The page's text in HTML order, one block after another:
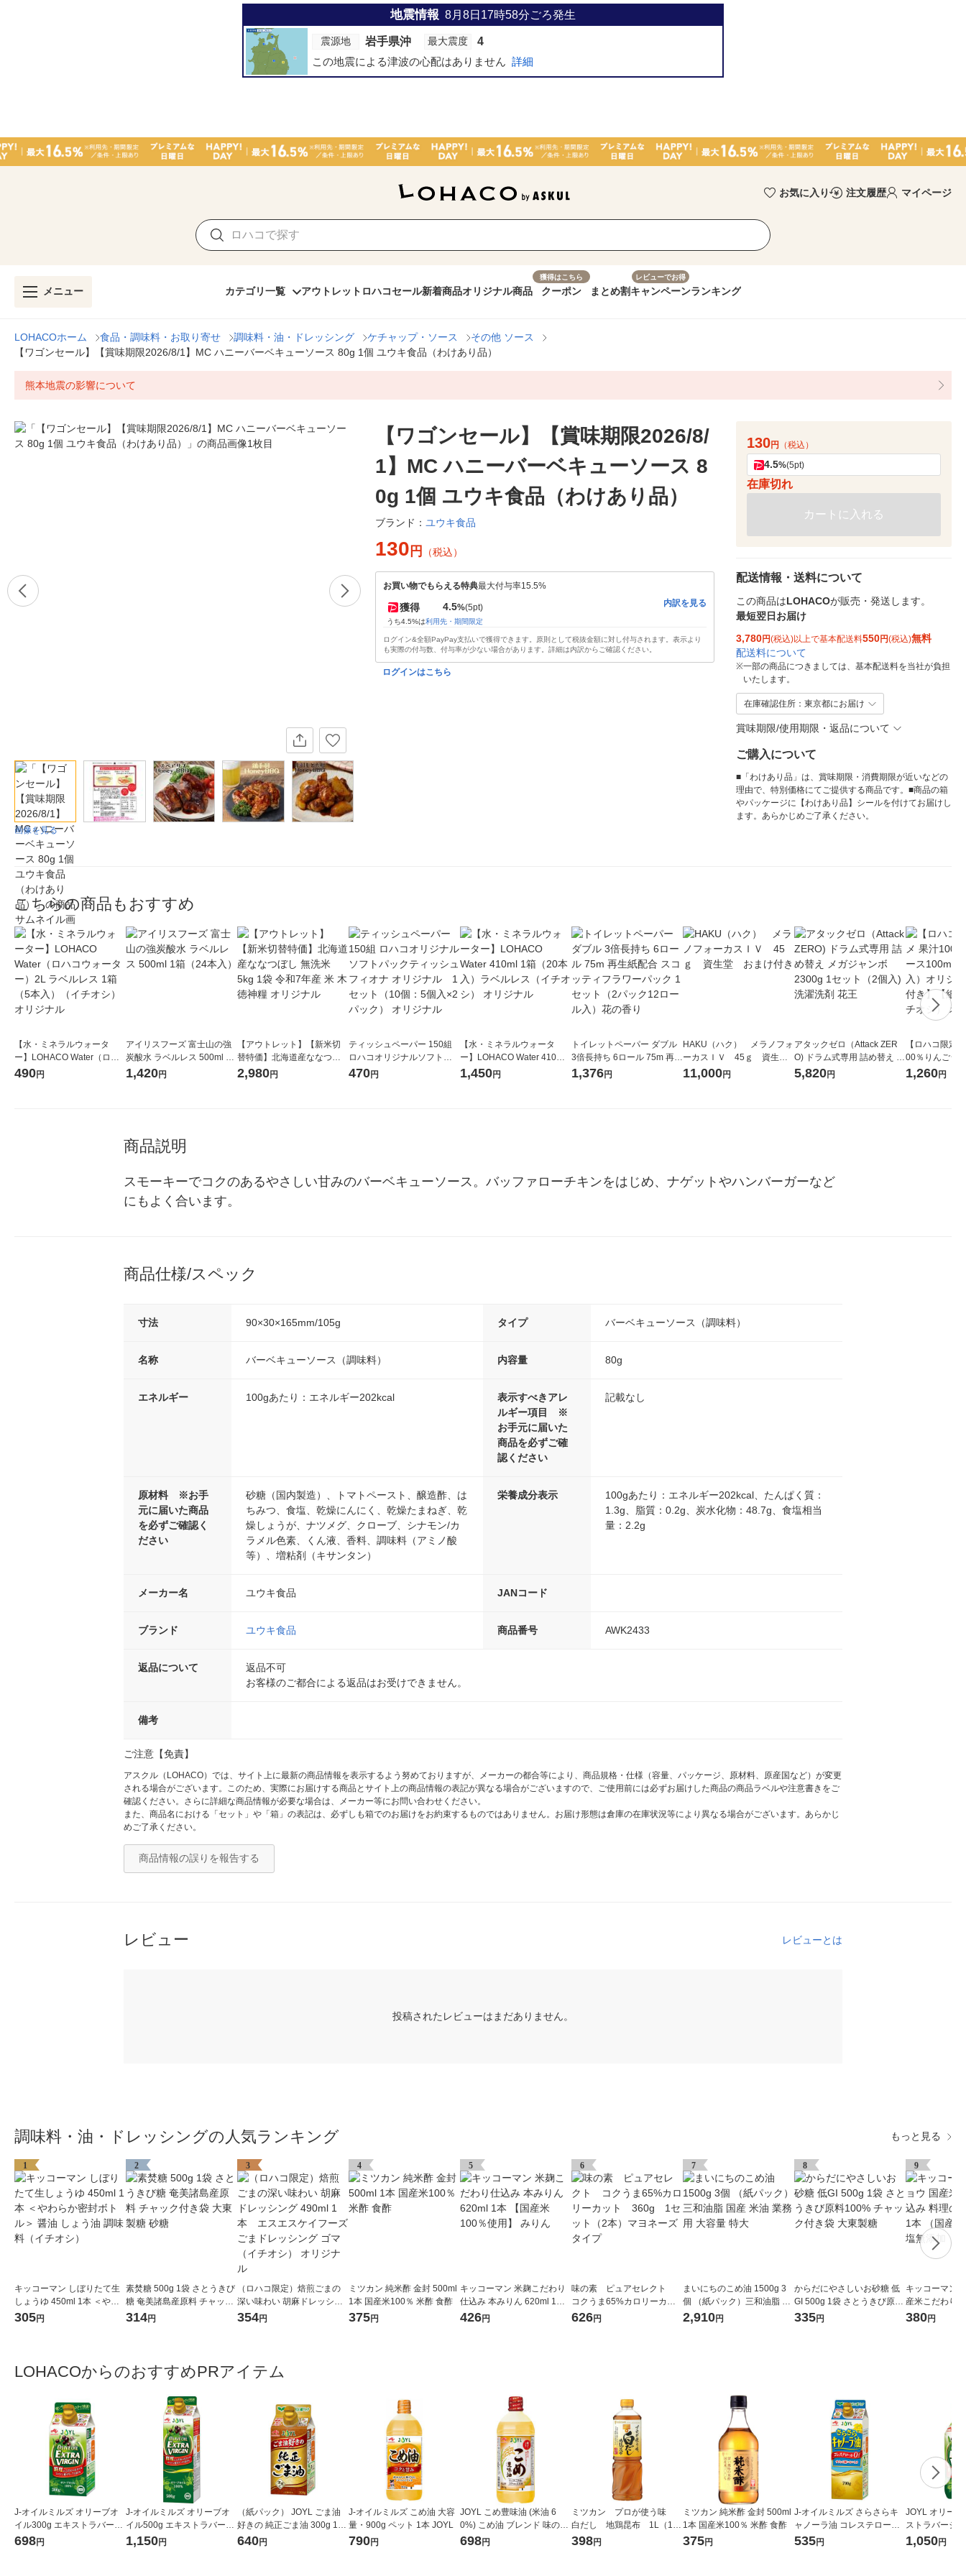
地震情報 8月8日17時58分ごろ発生
震源地 岩手県沖 最大震度
4
この地震による津波の心配はありません 詳細
お気に入り 注文履歴 マイページ
メニュー カテゴリ一覧 アウトレット ロハコセール新着商品オリジナル商品
獲得はこちら
クーポン まとめ割
レビューでお得
キャンペーンランキング
LOHACOホーム 食品・調味料・お取り寄せ 調味料・油・ドレッシング ケチャップ・ソース
その他 ソース
【ワゴンセール】【賞味期限2026/8/1】MC ハニーバーベキューソース 80g 1個 ユウキ食品（わけあり品）
熊本地震の影響について
画像を見る
【ワゴンセール】【賞味期限2026/8/
1】MC ハニーバーベキューソース 8
0g 1個 ユウキ食品（わけあり品）
ブランド： ユウキ食品
130 円 （税込）
お買い物でもらえる特典最大付与率15.5%
獲得 4.5%(5pt)
うち4.5%は利用先・期間限定
内訳を見る
ログイン&全額PayPay支払いで獲得できます。原則として税抜金額に対し付与されます。表示より
も実際の付与数、付与率が少ない場合があります。詳細は内訳からご確認ください。
ログインはこちら
130円 （税込）
4.5%(5pt)
在庫切れ
カートに入れる
配送情報・送料について
この商品はLOHACOが販売・発送します。
最短翌日お届け
3,780円(税込)以上で基本配送料550円(税込)無料
配送料について
※一部の商品につきましては、基本配送料を当社が負担
いたします。
在庫確認住所：東京都にお届け
賞味期限/使用期限・返品について
ご購入について
■「わけあり品」は、賞味期限・消費期限が近いなどの
理由で、特別価格にてご提供する商品です。■商品の箱
やパッケージに【わけあり品】シールを付けてお届けし
ます。あらかじめご了承ください。
こちらの商品もおすすめ
【水・ミネラルウォータ
ー】LOHACO Water（ロハ
コウォーター）2L ラベルレ
490円
アイリスフーズ 富士山の強
炭酸水 ラベルレス 500ml 1
箱（24本入）
1,420円
【アウトレット】【新米切
替特価】北海道産ななつぼ
し 無洗米 5kg 1袋 令和7年産
2,980円
ティッシュペーパー 150組
ロハコオリジナルソフトパ
ックティッシュ フィオナ オ
470円
【水・ミネラルウォータ
ー】LOHACO Water 410ml
1箱（20本入）ラベルレス
1,450円
トイレットペーパー ダブル
3倍長持ち 6ロール 75m 再生
紙配合 スコッティフラワー
1,376円
HAKU（ハク） メラノフォ
ーカスＩＶ 45ｇ 資生
堂 おまけ付き
11,000円
アタックゼロ（Attack ZER
O) ドラム式専用 詰め替え メ
ガジャンボ 2300g 1セット
5,820円
【ロハコ限定
00％りんごジ
箱（18本入）
1,260円
商品説明
スモーキーでコクのあるやさしい甘みのバーベキューソース。バッファローチキンをはじめ、ナゲットやハンバーガーなど
にもよく合います。
商品仕様/スペック
寸法 90×30×165mm/105g タイプ バーベキューソース（調味料）
名称 バーベキューソース（調味料） 内容量 80g
エネルギー 100gあたり：エネルギー202kcal
表示すべきアレ
ルギー項目 ※
お手元に届いた
商品を必ずご確
認ください
記載なし
原材料 ※お手
元に届いた商品
を必ずご確認く
ださい
砂糖（国内製造）、トマトペースト、醸造酢、は
ちみつ、食塩、乾燥にんにく、乾燥たまねぎ、乾
燥しょうが、ナツメグ、クローブ、シナモン/カ
ラメル色素、くん液、香料、調味料（アミノ酸
等）、増粘剤（キサンタン）
栄養成分表示
100gあたり：エネルギー202kcal、たんぱく質：
1.3g、脂質：0.2g、炭水化物：48.7g、食塩相当
量：2.2g
メーカー名 ユウキ食品 JANコード
ブランド ユウキ食品 商品番号 AWK2433
返品について
返品不可
お客様のご都合による返品はお受けできません。
備考
ご注意【免責】
アスクル（LOHACO）では、サイト上に最新の商品情報を表示するよう努めておりますが、メーカーの都合等により、商品規格・仕様（容量、パッケージ、原材料、原産国など）が変更
される場合がございます。このため、実際にお届けする商品とサイト上の商品情報の表記が異なる場合がございますので、ご使用前には必ずお届けした商品の商品ラベルや注意書きをご
確認ください。さらに詳細な商品情報が必要な場合は、メーカー等にお問い合わせください。
また、商品名における「セット」や「箱」の表記は、必ずしも箱でのお届けをお約束するものではありません。お届け形態は倉庫の在庫状況等により異なる場合がございます。あらかじ
めご了承ください。
商品情報の誤りを報告する
レビュー レビューとは
投稿されたレビューはまだありません。
調味料・油・ドレッシングの人気ランキング もっと見る
1
キッコーマン しぼりたて生
しょうゆ 450ml 1本 ＜やわ
らか密封ボトル＞ 醤油 しょ
305円
2
素焚糖 500g 1袋 さとうきび
糖 奄美諸島産原料 チャック
314円
3
（ロハコ限定）焙煎ごまの
深い味わい 胡麻ドレッシン
グ 490ml 1本 エスエスケイ
354円
4
ミツカン 純米酢 金封 500ml
1本 国産米100％ 米酢 食酢
375円
5
キッコーマン 米麹こだわり
仕込み 本みりん 620ml 1本
【国産米100％使用】 みり
426円
6
味の素 ピュアセレクト
コクうま65%カロリーカッ
ト 360g 1セット（2本）
626円
7
まいにちのこめ油 1500g 3
個 （紙パック）三和油脂 国
産 米油 業務用 大容量 特大
2,910円
8
からだにやさしいお砂糖 低
GI 500g 1袋 さとうきび原料
100% チャック付き袋 大東
335円
9
キッコーマン
産米こだわり
清酒 500ml 1
380円
LOHACOからのおすすめPRアイテム
J-オイルミルズ オリーブオ
イル300g エキストラバージ
ン スペイン産オリーブ100%
698円
J-オイルミルズ オリーブオ
イル500g エキストラバージ
ン スペイン産オリーブ100%
1,150円
（紙パック） JOYL ごま油
好きの 純正ごま油 300g 1本
味の素 J-オイルミルズ
640円
J-オイルミルズ こめ油 大容
量・900g ペット 1本 JOYL
790円
JOYL こめ豊味油 (米油 6
0%) こめ油 ブレンド 味の素
J-オイルミルズ 900g ペット
698円
ミツカン プロが使う味
白だし 地鶏昆布 1L（100
0ml） 1本
398円
ミツカン 純米酢 金封 500ml
1本 国産米100％ 米酢 食酢
375円
J-オイルミルズ さらさらキ
ャノーラ油 コレステロール
ゼロ 700g 1本 （紙パック）
535円
JOYL オリー
ストラバージ
( オリーブオイ
1,050円